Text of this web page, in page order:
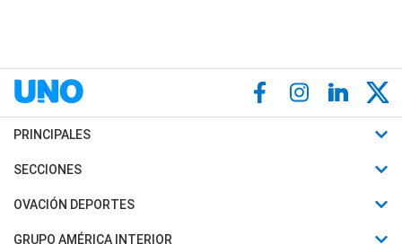
PRINCIPALES
Últimas Noticias
Política
SECCIONES
Horóscopo
Motores
OVACIÓN DEPORTES
Fútbol
GRUPO AMÉRICA INTERIOR